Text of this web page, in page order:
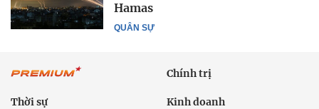
QUÂN SỰ
Hamas
Chính trị
Thời sự Kinh doanh